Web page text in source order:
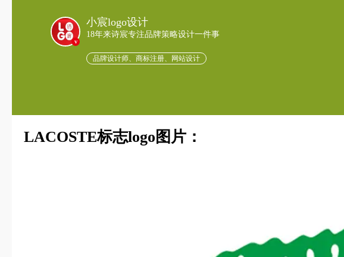
v
小宸logo设计
18年来诗宸专注品牌策略设计一件事
品牌设计师、商标注册、网站设计
LACOSTE标志logo图片：